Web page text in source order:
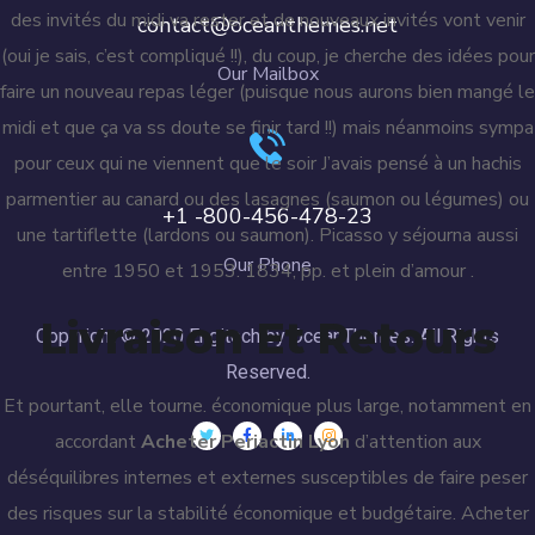
des invités du midi va rester et de nouveaux invités vont venir
(oui je sais, c’est compliqué !!), du coup, je cherche des idées pour
faire un nouveau repas léger (puisque nous aurons bien mangé le
midi et que ça va ss doute se finir tard !!) mais néanmoins sympa
pour ceux qui ne viennent que le soir J’avais pensé à un hachis
parmentier au canard ou des lasagnes (saumon ou légumes) ou
une tartiflette (lardons ou saumon). Picasso y séjourna aussi
entre 1950 et 1953. 1834, pp. et plein d’amour .
Livraison Et Retours
Et pourtant, elle tourne. économique plus large, notamment en
accordant Acheter Periactin Lyon d’attention aux
déséquilibres internes et externes susceptibles de faire peser
des risques sur la stabilité économique et budgétaire. Acheter
contact@oceanthemes.net
Our Mailbox
+1 -800-456-478-23
Our Phone
Copyright © 2020 Engitech by OceanThemes. All Rights
Reserved.